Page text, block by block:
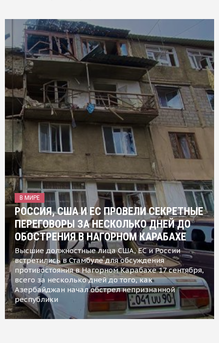
В МИРЕ
РОССИЯ, США И ЕС ПРОВЕЛИ СЕКРЕТНЫЕ
ПЕРЕГОВОРЫ ЗА НЕСКОЛЬКО ДНЕЙ ДО
ОБОСТРЕНИЯ В НАГОРНОМ КАРАБАХЕ
Высшие должностные лица США, ЕС и России
встретились в Стамбуле для обсуждения
противостояния в Нагорном Карабахе 17 сентября,
всего за несколько дней до того, как
Азербайджан начал обстрел непризнанной
республики